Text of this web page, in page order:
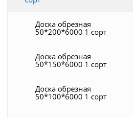
Доска обрезная
50*200*6000 1 сорт
Доска обрезная
50*150*6000 1 сорт
Доска обрезная
50*100*6000 1 сорт